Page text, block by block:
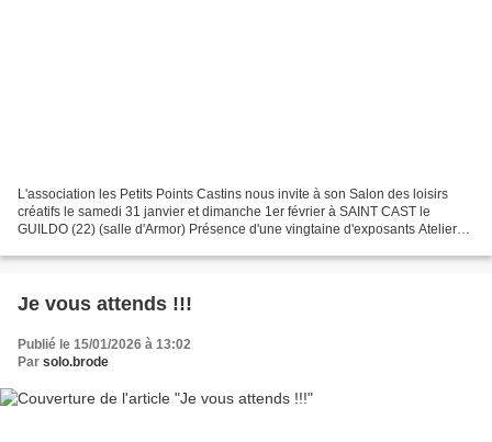
L'association les Petits Points Castins nous invite à son Salon des loisirs
créatifs le samedi 31 janvier et dimanche 1er février à SAINT CAST le
GUILDO (22) (salle d'Armor) Présence d'une vingtaine d'exposants Ateliers
Je vous attends !!!
Publié le 15/01/2026 à 13:02
Par solo.brode